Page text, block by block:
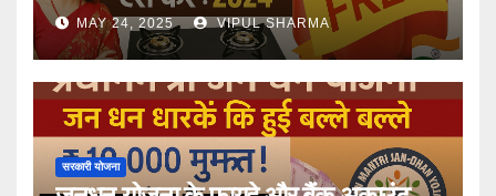
MAY 24, 2025 VIPUL SHARMA
सरकारी योजना